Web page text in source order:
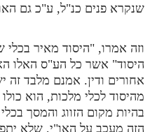
שנקרא פנים כנ"ל, ע"כ גם
וזה אמרו, "היסוד מאיר
היסוד" אשר כל הע"ס האלו
אחורים ודין. אמנם מלבד זה
מהיסוד לכלי מלכות, הוא
בהיות מקום הזווג והמסך
הזה מעכב על האו"י, שלא